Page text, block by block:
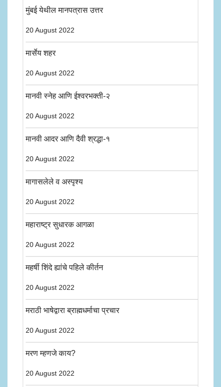
मुंबई येथील मानपत्रास उत्तर
20 August 2022
मार्सेय शहर
20 August 2022
मानवी स्नेह आणि ईश्वरभक्ती-२
20 August 2022
मानवी आदर आणि दैवी श्रद्धा-१
20 August 2022
मागासलेले व अस्पृश्य
20 August 2022
महाराष्ट्र सुधारक आगळा
20 August 2022
महर्षी शिंदे ह्यांचे पहिले कीर्तन
20 August 2022
मराठी भाषेद्वारा ब्राह्मधर्माचा प्रचार
20 August 2022
मरण म्हणजे काय?
20 August 2022